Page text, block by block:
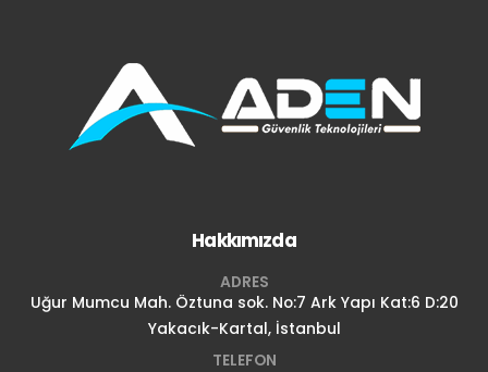
Hakkımızda
ADRES
Uğur Mumcu Mah. Öztuna sok. No:7 Ark Yapı Kat:6 D:20
Yakacık-Kartal, İstanbul
TELEFON